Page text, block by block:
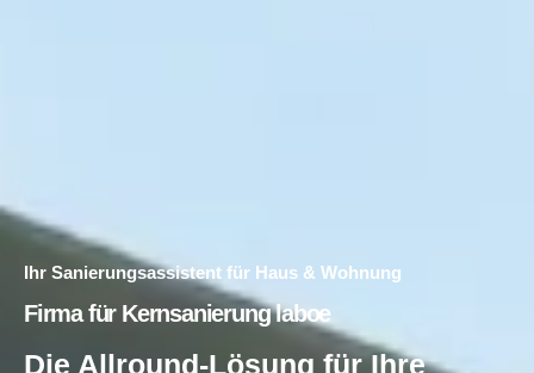
Ihr Sanierungsassistent für Haus & Wohnung
Firma für Kernsanierung laboe
Die Allround-Lösung für Ihre